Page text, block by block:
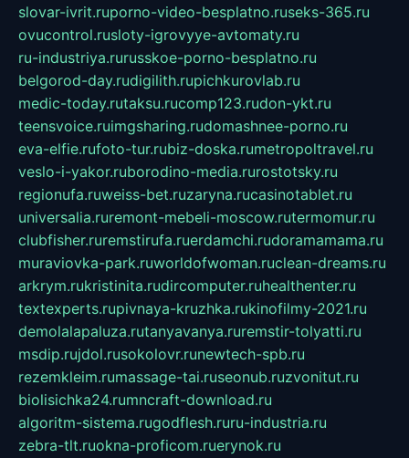
slovar-ivrit.ruporno-video-besplatno.ruseks-365.ru
ovucontrol.rusloty-igrovyye-avtomaty.ru
ru-industriya.rurusskoe-porno-besplatno.ru
belgorod-day.rudigilith.rupichkurovlab.ru
medic-today.rutaksu.rucomp123.rudon-ykt.ru
teensvoice.ruimgsharing.rudomashnee-porno.ru
eva-elfie.rufoto-tur.rubiz-doska.rumetropoltravel.ru
veslo-i-yakor.ruborodino-media.rurostotsky.ru
regionufa.ruweiss-bet.ruzaryna.rucasinotablet.ru
universalia.ruremont-mebeli-moscow.rutermomur.ru
clubfisher.ruremstirufa.ruerdamchi.rudoramamama.ru
muraviovka-park.ruworldofwoman.ruclean-dreams.ru
arkrym.rukristinita.rudircomputer.ruhealthenter.ru
textexperts.rupivnaya-kruzhka.rukinofilmy-2021.ru
demolalapaluza.rutanyavanya.ruremstir-tolyatti.ru
msdip.rujdol.rusokolovr.runewtech-spb.ru
rezemkleim.rumassage-tai.ruseonub.ruzvonitut.ru
biolisichka24.rumncraft-download.ru
algoritm-sistema.rugodflesh.ruru-industria.ru
zebra-tlt.ruokna-proficom.ruerynok.ru